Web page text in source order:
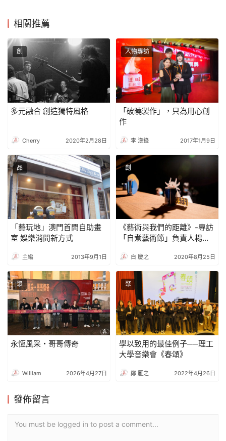
相關推薦
創
多元融合 創造獨特風格
Cherry 2020年2月28日
人物專訪
「破曉製作」，只為用心創
作
李 漢鋒 2017年1月9日
品
「藝玩地」澳門首間自助畫
室 娛樂消閒新方式
主編 2013年9月1日
創
《藝術與我們的距離》-專訪
「自煮藝術節」負責人楊
白 慶之 2020年8月25日
聚
永恆風采・哥哥傳奇
William 2026年4月27日
聚
學以致用的最佳例子──理工
大學音樂會《春頌》
鄭 雁之 2022年4月26日
發佈留言
You must be logged in to post a comment...